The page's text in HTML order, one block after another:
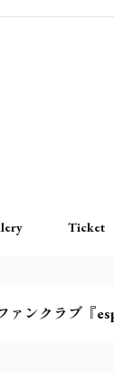
Ticket
ンクラブ『